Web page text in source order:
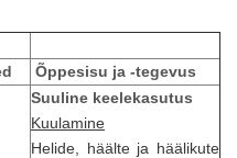
Õppesisu ja -tegevus
Suuline keelekasutus
Kuulamine
Helide, häälte ja häälikute